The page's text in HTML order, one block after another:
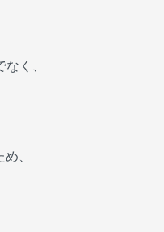
く、
、